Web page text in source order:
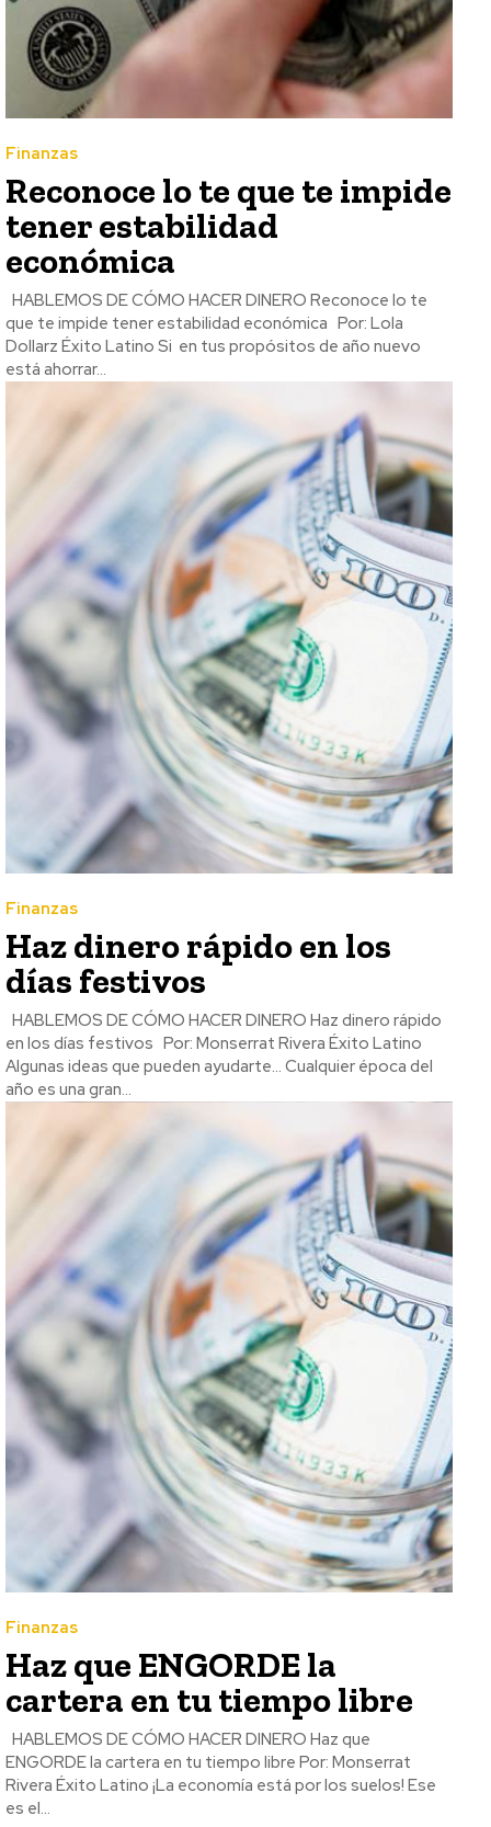
Finanzas
Reconoce lo te que te impide
tener estabilidad
económica
HABLEMOS DE CÓMO HACER DINERO Reconoce lo te
que te impide tener estabilidad económica Por: Lola
Dollarz Éxito Latino Si en tus propósitos de año nuevo
está ahorrar...
Finanzas
Haz dinero rápido en los
días festivos
HABLEMOS DE CÓMO HACER DINERO Haz dinero rápido
en los días festivos Por: Monserrat Rivera Éxito Latino
Algunas ideas que pueden ayudarte… Cualquier época del
año es una gran...
Finanzas
Haz que ENGORDE la
cartera en tu tiempo libre
HABLEMOS DE CÓMO HACER DINERO Haz que
ENGORDE la cartera en tu tiempo libre Por: Monserrat
Rivera Éxito Latino ¡La economía está por los suelos! Ese
es el...